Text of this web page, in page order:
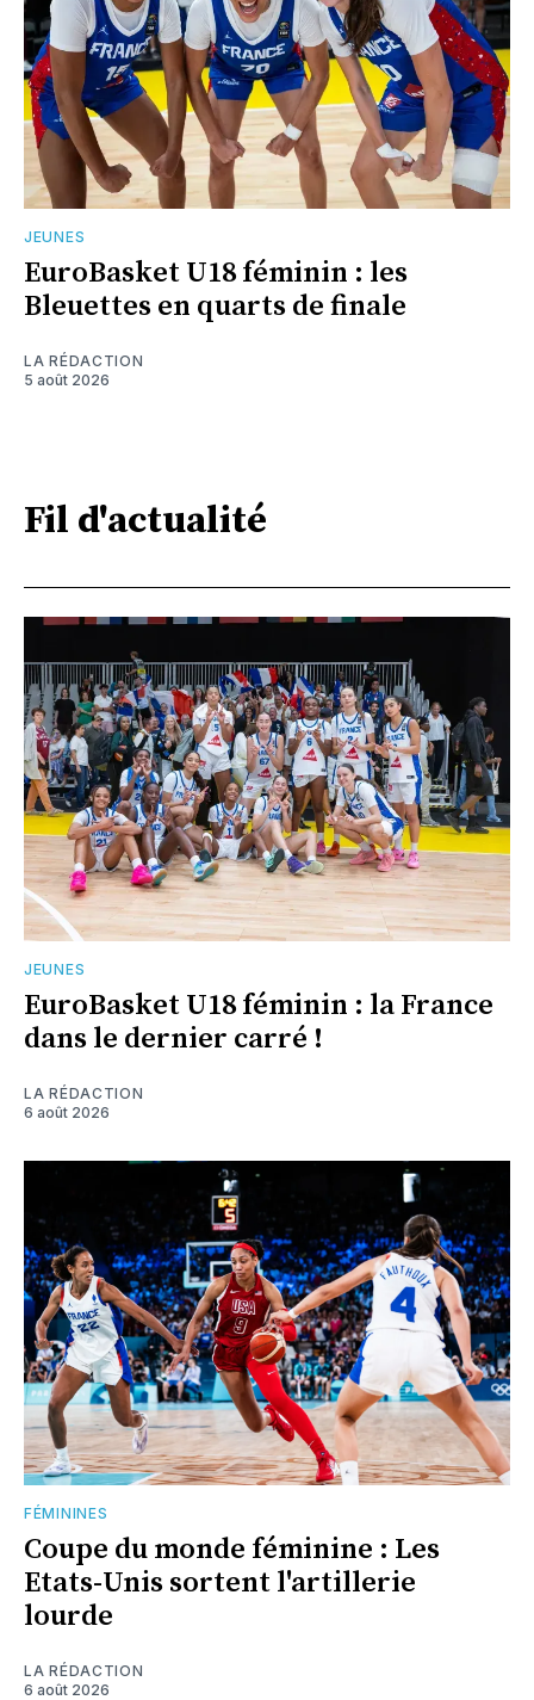
JEUNES
EuroBasket U18 féminin : les
Bleuettes en quarts de finale
LA RÉDACTION
5 août 2026
Fil d'actualité
JEUNES
EuroBasket U18 féminin : la France
dans le dernier carré !
LA RÉDACTION
6 août 2026
FÉMININES
Coupe du monde féminine : Les
Etats-Unis sortent l'artillerie
lourde
LA RÉDACTION
6 août 2026